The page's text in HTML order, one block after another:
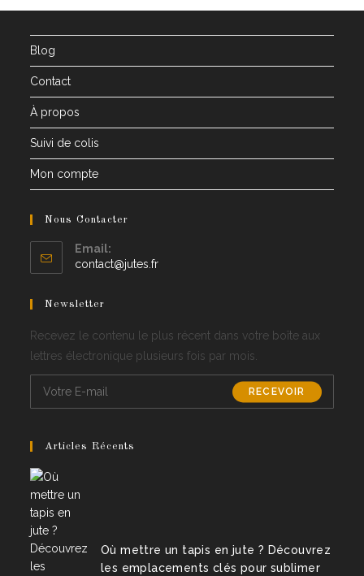
Blog
Contact
À propos
Suivi de colis
Mon compte
Nous Contacter
Email:
contact@jutes.frOpens
Newsletter
Recevez le contenu le plus récent dans votre boîte aux
lettres électronique plusieurs fois par mois.
RECEVOIR
Articles Récents
Où mettre un tapis en jute ? Découvrez
les emplacements clés pour sublimer